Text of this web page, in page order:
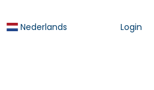
Nederlands Login